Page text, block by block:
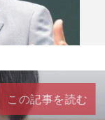
この記事を読む